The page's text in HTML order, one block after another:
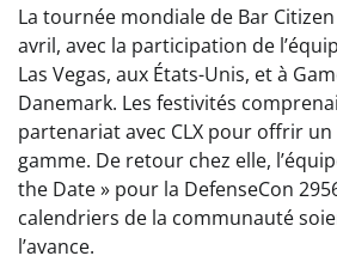
La tournée mondiale de Bar
avril, avec la participation de
Las Vegas, aux États-Unis, et à
Danemark. Les festivités
partenariat avec CLX pour offrir un
gamme. De retour chez elle,
the Date » pour la DefenseCon
calendriers de la communauté
l’avance.